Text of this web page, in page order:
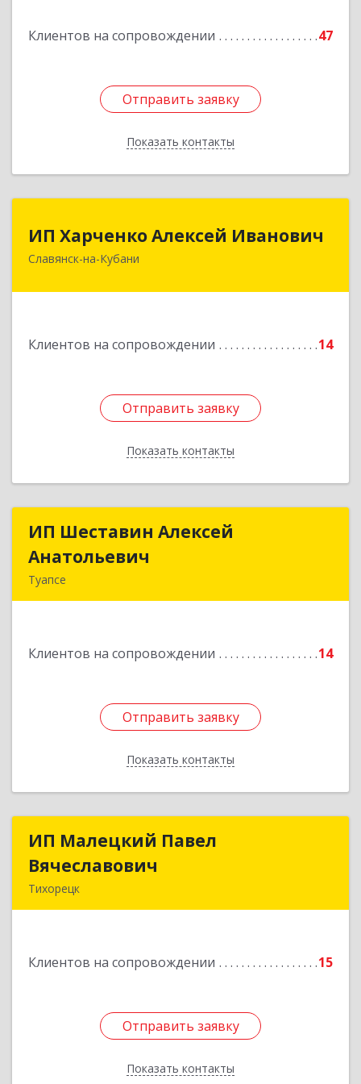
Клиентов на сопровождении 47
Отправить заявку
Показать контакты
Отправить заявку
Назад
ИП Харченко Алексей Иванович
Славянск-на-Кубани
Клиентов на сопровождении 14
Отправить заявку
Показать контакты
ИП Харченко Алексей Иванович
353 579, Краснодарский край, ст.Петровская,
Отправить заявку
Назад
ИП Шеставин Алексей
Анатольевич
Туапсе
Клиентов на сопровождении 14
Отправить заявку
Показать контакты
ИП Шеставин Алексей
Подробнее
Отправить заявку
Назад
ИП Малецкий Павел
Вячеславович
Тихорецк
Клиентов на сопровождении 15
Отправить заявку
Показать контакты
ИП Малецкий Павел
Подробнее
Отправить заявку
Назад